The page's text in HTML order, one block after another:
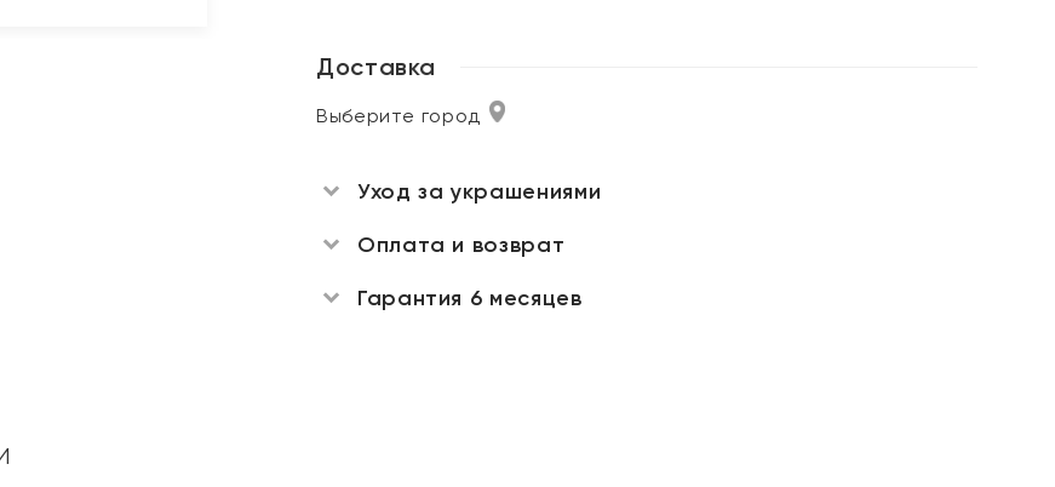
Доставка
Выберите город
Уход за украшениями
Оплата и возврат
Гарантия 6 месяцев